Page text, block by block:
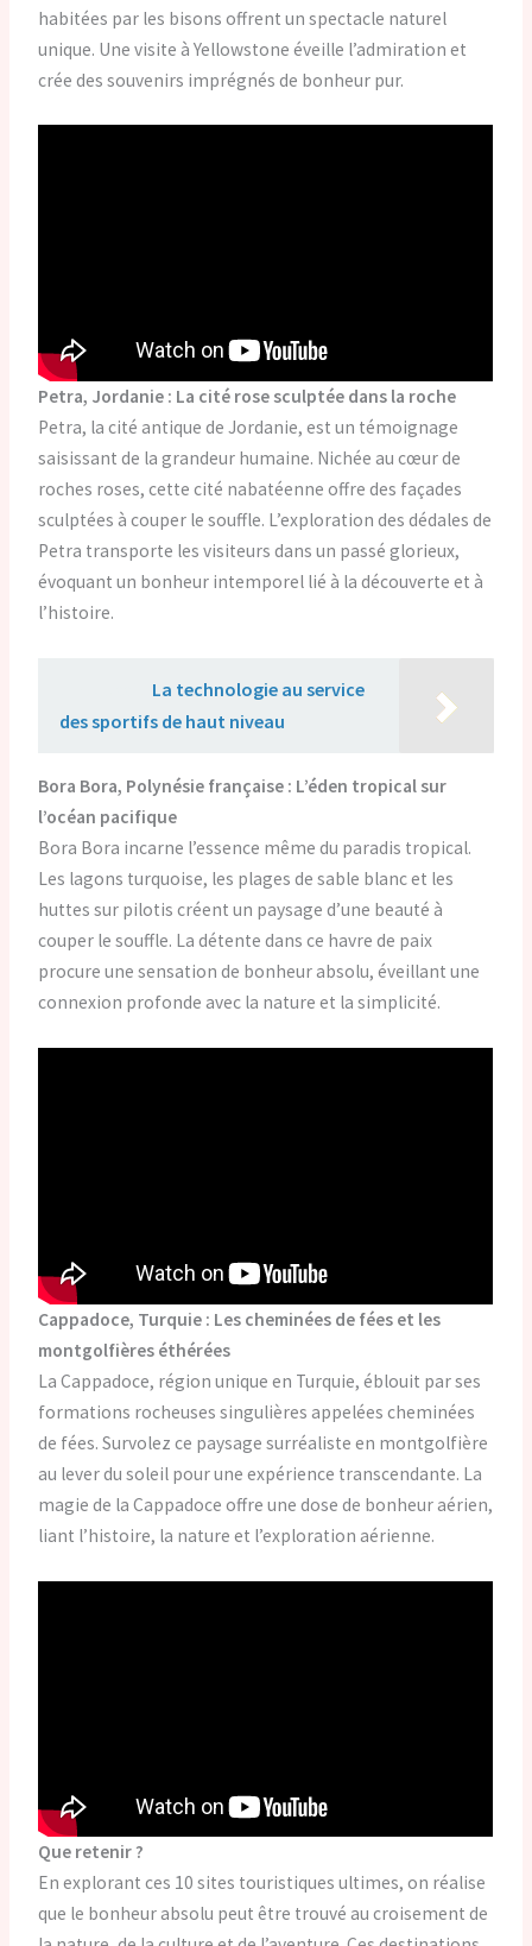
habitées par les bisons offrent un spectacle naturel
unique. Une visite à Yellowstone éveille l’admiration et
crée des souvenirs imprégnés de bonheur pur.
Petra, Jordanie : La cité rose sculptée dans la roche
Petra, la cité antique de Jordanie, est un témoignage
saisissant de la grandeur humaine. Nichée au cœur de
roches roses, cette cité nabatéenne offre des façades
sculptées à couper le souffle. L’exploration des dédales de
Petra transporte les visiteurs dans un passé glorieux,
évoquant un bonheur intemporel lié à la découverte et à
l’histoire.
La technologie au service
des sportifs de haut niveau
Bora Bora, Polynésie française : L’éden tropical sur
l’océan pacifique
Bora Bora incarne l’essence même du paradis tropical.
Les lagons turquoise, les plages de sable blanc et les
huttes sur pilotis créent un paysage d’une beauté à
couper le souffle. La détente dans ce havre de paix
procure une sensation de bonheur absolu, éveillant une
connexion profonde avec la nature et la simplicité.
Cappadoce, Turquie : Les cheminées de fées et les
montgolfières éthérées
La Cappadoce, région unique en Turquie, éblouit par ses
formations rocheuses singulières appelées cheminées
de fées. Survolez ce paysage surréaliste en montgolfière
au lever du soleil pour une expérience transcendante. La
magie de la Cappadoce offre une dose de bonheur aérien,
liant l’histoire, la nature et l’exploration aérienne.
Que retenir ?
En explorant ces 10 sites touristiques ultimes, on réalise
que le bonheur absolu peut être trouvé au croisement de